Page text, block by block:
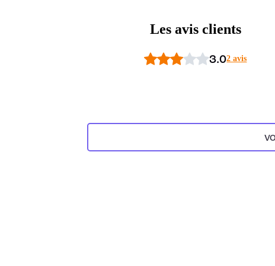
Les avis clients
3.02 avis